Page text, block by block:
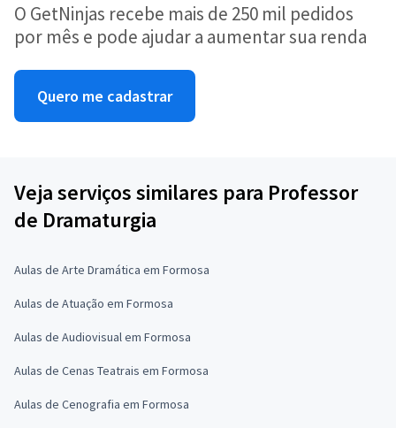
O GetNinjas recebe mais de 250 mil pedidos
por mês e pode ajudar a aumentar sua renda
Quero me cadastrar
Veja serviços similares para Professor
de Dramaturgia
Aulas de Arte Dramática em Formosa
Aulas de Atuação em Formosa
Aulas de Audiovisual em Formosa
Aulas de Cenas Teatrais em Formosa
Aulas de Cenografia em Formosa